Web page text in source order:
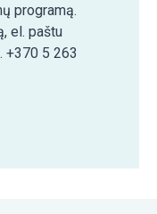
programą.
el. paštu
+370 5 263